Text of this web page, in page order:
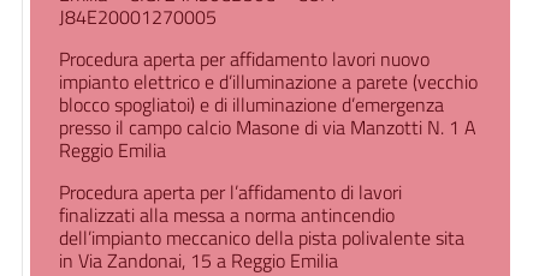
J84E20001270005
Procedura aperta per affidamento lavori nuovo
impianto elettrico e d’illuminazione a parete (vecchio
blocco spogliatoi) e di illuminazione d’emergenza
presso il campo calcio Masone di via Manzotti N. 1 A
Reggio Emilia
Procedura aperta per l’affidamento di lavori
finalizzati alla messa a norma antincendio
dell’impianto meccanico della pista polivalente sita
in Via Zandonai, 15 a Reggio Emilia